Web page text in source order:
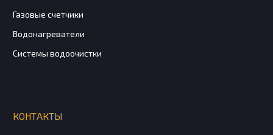
Газовые счетчики
Водонагреватели
Системы водоочистки
КОНТАКТЫ